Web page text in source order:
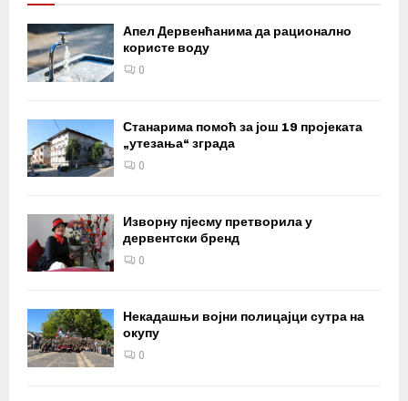
Апел Дервенћанима да рационално
користе воду
0
Станарима помоћ за још 19 пројеката
„утезања“ зграда
0
Изворну пјесму претворила у
дервентски бренд
0
Некадашњи војни полицајци сутра на
окупу
0